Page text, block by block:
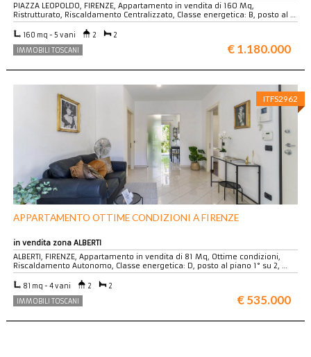
PIAZZA LEOPOLDO, FIRENZE, Appartamento in vendita di 160 Mq,
Ristrutturato, Riscaldamento Centralizzato, Classe energetica: B, posto al …
160 mq - 5 vani 2
2
IMMOBILI TOSCANI
€ 1.180.000
ITFS2962
APPARTAMENTO OTTIME CONDIZIONI A FIRENZE
in vendita zona ALBERTI
ALBERTI, FIRENZE, Appartamento in vendita di 81 Mq, Ottime condizioni,
Riscaldamento Autonomo, Classe energetica: D, posto al piano 1° su 2, …
81 mq - 4 vani 2
2
IMMOBILI TOSCANI
€ 535.000